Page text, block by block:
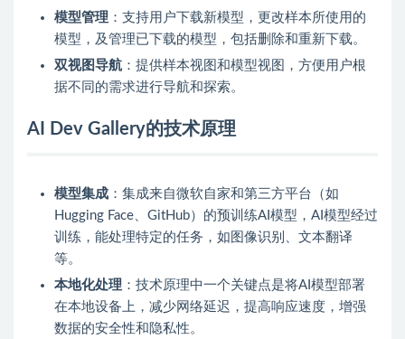
模型管理 ：支持用户下载新模型，更改样本所使用的
模型，及管理已下载的模型，包括删除和重新下载。
双视图导航 ：提供样本视图和模型视图，方便用户根
据不同的需求进行导航和探索。
AI Dev Gallery的技术原理
模型集成 ：集成来自微软自家和第三方平台（如
Hugging Face、GitHub）的预训练AI模型，AI模型经过
训练，能处理特定的任务，如图像识别、文本翻译
等。
本地化处理 ：技术原理中一个关键点是将AI模型部署
在本地设备上，减少网络延迟，提高响应速度，增强
数据的安全性和隐私性。